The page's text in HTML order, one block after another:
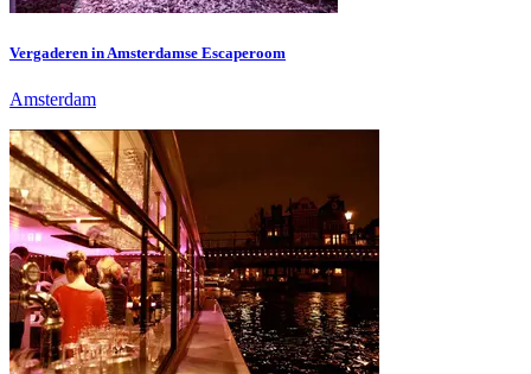
Vergaderen in Amsterdamse Escaperoom
Amsterdam